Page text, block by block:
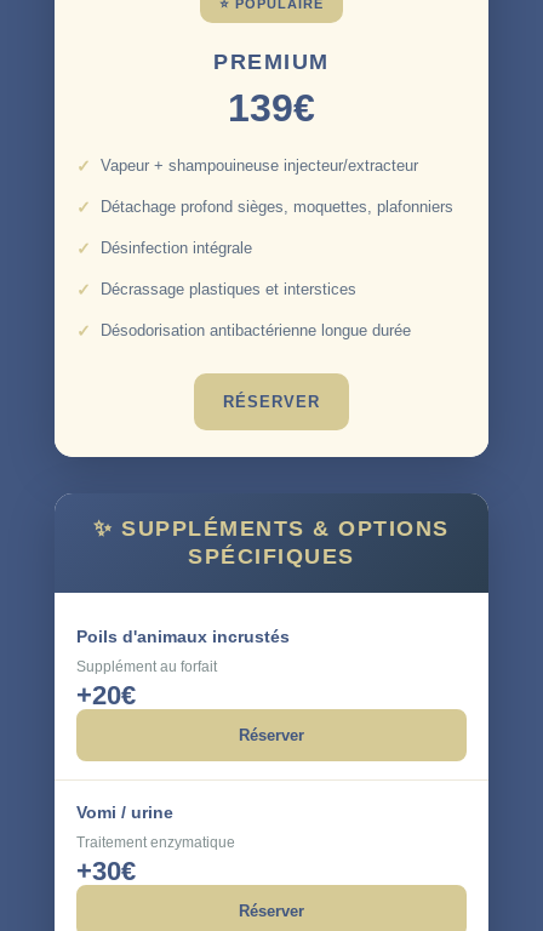
PREMIUM
139€
Vapeur + shampouineuse injecteur/extracteur
Détachage profond sièges, moquettes, plafonniers
Désinfection intégrale
Décrassage plastiques et interstices
Désodorisation antibactérienne longue durée
RÉSERVER
✨ SUPPLÉMENTS & OPTIONS
SPÉCIFIQUES
Poils d'animaux incrustés
Supplément au forfait
+20€
Réserver
Vomi / urine
Traitement enzymatique
+30€
Réserver